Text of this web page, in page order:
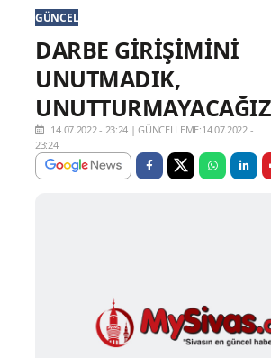
GÜNCEL
DARBE GİRİŞİMİNİ
UNUTMADIK,
UNUTTURMAYACAĞIZ
14.07.2022 - 23:24 |GÜNCELLEME:14.07.2022 -
23:24